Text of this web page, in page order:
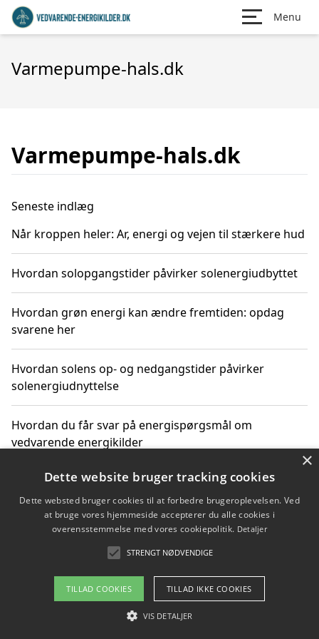
Menu
Varmepumpe-hals.dk
Varmepumpe-hals.dk
Seneste indlæg
Når kroppen heler: Ar, energi og vejen til stærkere hud
Hvordan solopgangstider påvirker solenergiudbyttet
Hvordan grøn energi kan ændre fremtiden: opdag
svarene her
Hvordan solens op- og nedgangstider påvirker
solenergiudnyttelse
Hvordan du får svar på energispørgsmål om
vedvarende energikilder
Copyright 2026 - Pilanto Aps
Om / kontakt
Blog Betingelser
×
Dette website bruger tracking cookies
Dette websted bruger cookies til at forbedre brugeroplevelsen. Ved
at bruge vores hjemmeside accepterer du alle cookies i
overensstemmelse med vores cookiepolitik. Detaljer
STRENGT NØDVENDIGE
TILLAD COOKIES TILLAD IKKE COOKIES
VIS DETALJER